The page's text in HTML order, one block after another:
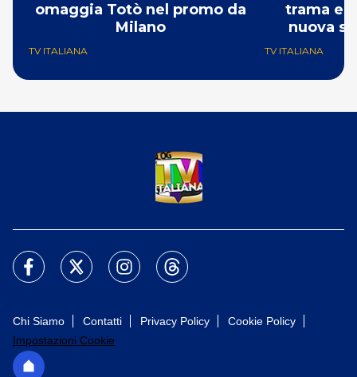
omaggia Totò nel promo da
Milano
TV ITALIANA
trama e
nuova
TV ITALIANA
Chi Siamo Contatti Privacy Policy
Cookie Policy
Impostazioni Cookie